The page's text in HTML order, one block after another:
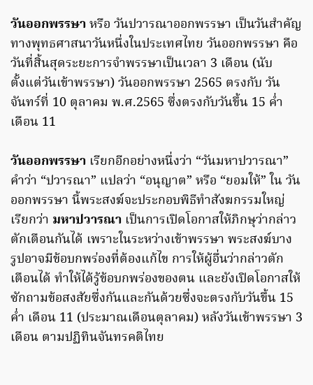
วันออกพรรษาหรือ วันปวารณาออกพรรษา เป็นวันสำคัญ
ทางพุทธศาสนาวันหนึ่งในประเทศไทย วันออกพรรษา คือ
วันที่สิ้นสุดระยะการจำพรรษาเป็นเวลา 3 เดือน (นับ
ตั้งแต่วันเข้าพรรษา) วันออกพรรษา 2565 ตรงกับ วัน
จันทร์ที่ 10 ตุลาคม พ.ศ.2565 ซึ่งตรงกับวันขึ้น 15 ค่ำ
เดือน 11
วันออกพรรษา เรียกอีกอย่างหนึ่งว่า “วันมหาปวารณา”
คำว่า “ปวารณา” แปลว่า “อนุญาต” หรือ “ยอมให้” ใน วัน
ออกพรรษา นี้พระสงฆ์จะประกอบพิธีทำสังฆกรรมใหญ่
เรียกว่า มหาปวารณา เป็นการเปิดโอกาสให้ภิกษุว่ากล่าว
ตักเตือนกันได้ เพราะในระหว่างเข้าพรรษา พระสงฆ์บาง
รูปอาจมีข้อบกพร่องที่ต้องแก้ไข การให้ผู้อื่นว่ากล่าวตัก
เตือนได้ ทำให้ได้รู้ข้อบกพร่องของตน และยังเปิดโอกาสให้
ซักถามข้อสงสัยซึ่งกันและกันด้วยซึ่งจะตรงกับวันขึ้น 15
ค่ำ เดือน 11 (ประมาณเดือนตุลาคม) หลังวันเข้าพรรษา 3
เดือน ตามปฏิทินจันทรคติไทย